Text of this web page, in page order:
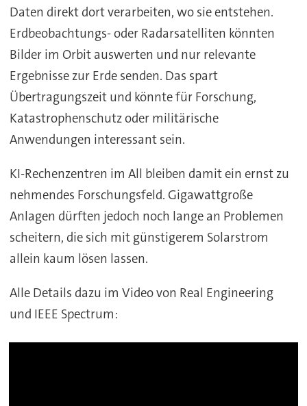
Daten direkt dort verarbeiten, wo sie entstehen.
Erdbeobachtungs- oder Radarsatelliten könnten
Bilder im Orbit auswerten und nur relevante
Ergebnisse zur Erde senden. Das spart
Übertragungszeit und könnte für Forschung,
Katastrophenschutz oder militärische
Anwendungen interessant sein.
KI-Rechenzentren im All bleiben damit ein ernst zu
nehmendes Forschungsfeld. Gigawattgroße
Anlagen dürften jedoch noch lange an Problemen
scheitern, die sich mit günstigerem Solarstrom
allein kaum lösen lassen.
Alle Details dazu im Video von Real Engineering
und IEEE Spectrum: